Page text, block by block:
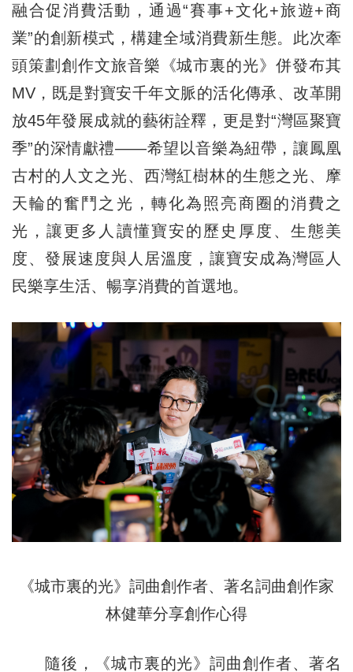
融合促消費活動，通過“賽事+文化+旅遊+商
業”的創新模式，構建全域消費新生態。此次牽
頭策劃創作文旅音樂《城市裏的光》併發布其
MV，既是對寶安千年文脈的活化傳承、改革開
放45年發展成就的藝術詮釋，更是對“灣區聚寶
季”的深情獻禮——希望以音樂為紐帶，讓鳳凰
古村的人文之光、西灣紅樹林的生態之光、摩
天輪的奮鬥之光，轉化為照亮商圈的消費之
光，讓更多人讀懂寶安的歷史厚度、生態美
度、發展速度與人居溫度，讓寶安成為灣區人
民樂享生活、暢享消費的首選地。
《城市裏的光》詞曲創作者、著名詞曲創作家
林健華分享創作心得
隨後，《城市裏的光》詞曲創作者、著名